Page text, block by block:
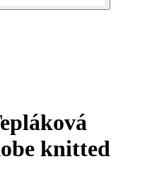
knitted